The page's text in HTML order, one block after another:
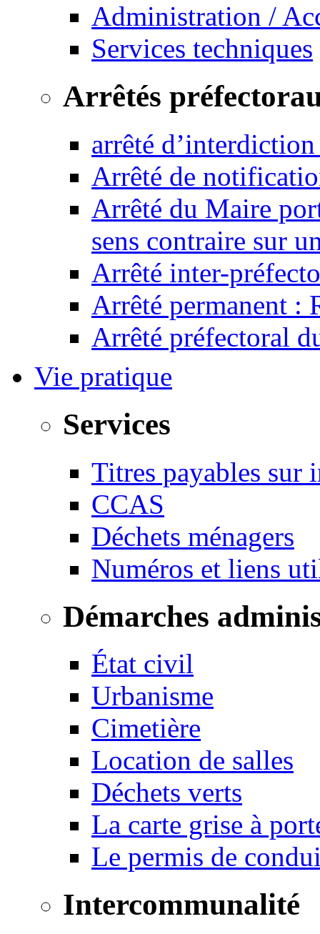
Administration /
Services techniques
Arrêtés
arrêté
Arrêté de
Arrêté du Maire
sens contraire sur
Arrêté inter-
Arrêté permanent :
Arrêté préfectoral
Vie pratique
Services
Titres payables sur
CCAS
Déchets ménagers
Numéros et liens
Démarches
État civil
Urbanisme
Cimetière
Location de salles
Déchets verts
La carte grise à
Le permis de
Intercommunalité